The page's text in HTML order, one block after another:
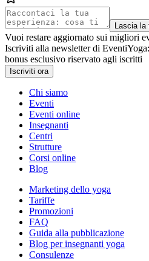
Lascia la
Vuoi restare aggiornato sui migliori
Iscriviti alla newsletter di
bonus esclusivo riservato agli iscritti
Iscriviti ora
Chi siamo
Eventi
Eventi online
Insegnanti
Centri
Strutture
Corsi online
Blog
Marketing dello yoga
Tariffe
Promozioni
FAQ
Guida alla pubblicazione
Blog per insegnanti yoga
Consulenze